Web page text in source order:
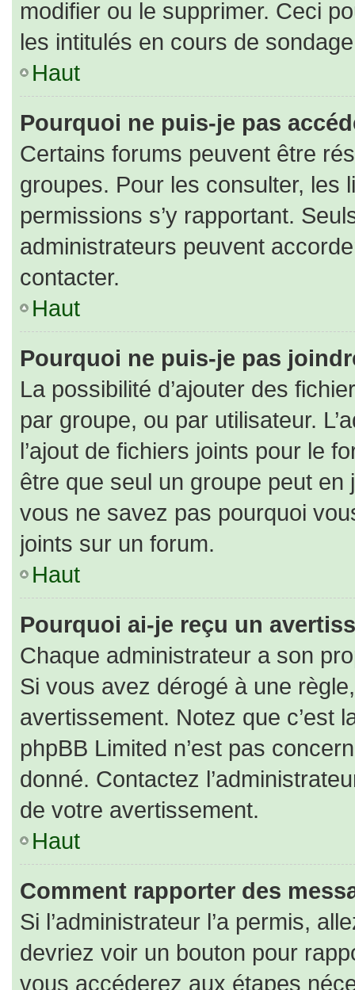
modifier ou le supprimer. Ceci
les intitulés en cours de
Haut
Pourquoi ne puis-je pas
Certains forums peuvent être
groupes. Pour les consulter, les
permissions s’y rapportant.
administrateurs peuvent
contacter.
Haut
Pourquoi ne puis-je pas
La possibilité d’ajouter des
par groupe, ou par utilisateur.
l’ajout de fichiers joints pour le
être que seul un groupe peut en
vous ne savez pas pourquoi
joints sur un forum.
Haut
Pourquoi ai-je reçu un
Chaque administrateur a son
Si vous avez dérogé à une
avertissement. Notez que c’est
phpBB Limited n’est pas
donné. Contactez
de votre avertissement.
Haut
Comment rapporter des
Si l’administrateur l’a permis,
devriez voir un bouton pour
vous accéderez aux étapes